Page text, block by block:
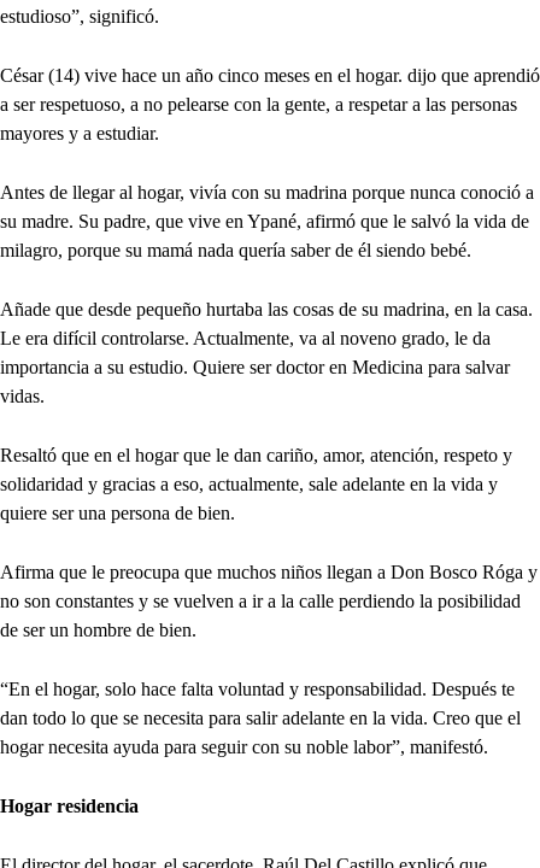
estudioso”, significó.
César (14) vive hace un año cinco meses en el hogar. dijo que aprendió
a ser respetuoso, a no pelearse con la gente, a respetar a las personas
mayores y a estudiar.
Antes de llegar al hogar, vivía con su madrina porque nunca conoció a
su madre. Su padre, que vive en Ypané, afirmó que le salvó la vida de
milagro, porque su mamá nada quería saber de él siendo bebé.
Añade que desde pequeño hurtaba las cosas de su madrina, en la casa.
Le era difícil controlarse. Actualmente, va al noveno grado, le da
importancia a su estudio. Quiere ser doctor en Medicina para salvar
vidas.
Resaltó que en el hogar que le dan cariño, amor, atención, respeto y
solidaridad y gracias a eso, actualmente, sale adelante en la vida y
quiere ser una persona de bien.
Afirma que le preocupa que muchos niños llegan a Don Bosco Róga y
no son constantes y se vuelven a ir a la calle perdiendo la posibilidad
de ser un hombre de bien.
“En el hogar, solo hace falta voluntad y responsabilidad. Después te
dan todo lo que se necesita para salir adelante en la vida. Creo que el
hogar necesita ayuda para seguir con su noble labor”, manifestó.
Hogar residencia